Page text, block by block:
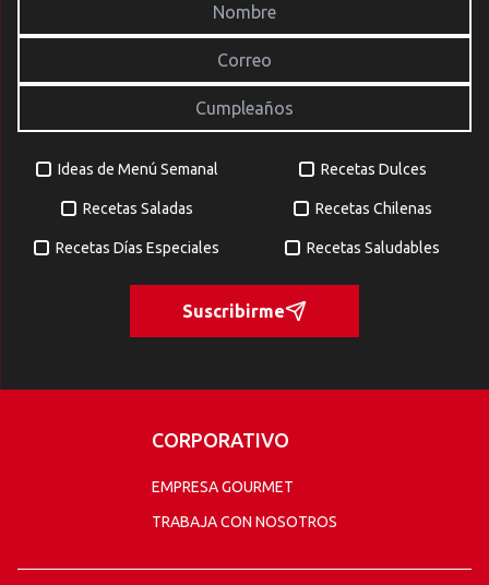
Ideas de Menú Semanal Recetas Dulces
Recetas Saladas Recetas Chilenas
Recetas Días Especiales Recetas Saludables
Suscribirme
CORPORATIVO
EMPRESA GOURMET
TRABAJA CON NOSOTROS